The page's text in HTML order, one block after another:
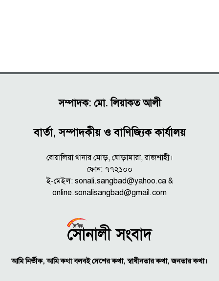
সম্পাদক: মো. লিয়াকত আলী
বার্তা, সম্পাদকীয় ও বাণিজ্যিক কার্যালয়
বোয়ালিয়া থানার মোড়, ঘোড়ামারা, রাজশাহী।
ফোন: ৭৭২১০০
ই-মেইল: sonali.sangbad@yahoo.ca &
online.sonalisangbad@gmail.com
আমি নির্ভীক, আমি কথা বলবই দেশের কথা, স্বাধীনতার কথা, জনতার কথা।